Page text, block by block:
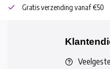
Gratis verzending vanaf €50